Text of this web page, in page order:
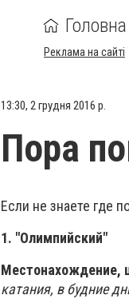
Головна
Реклама на сайті
13:30, 2 грудня 2016 р.
Пора
Если не знаете где
1. "Олимпийский"
Местонахождение,
катания, в будние